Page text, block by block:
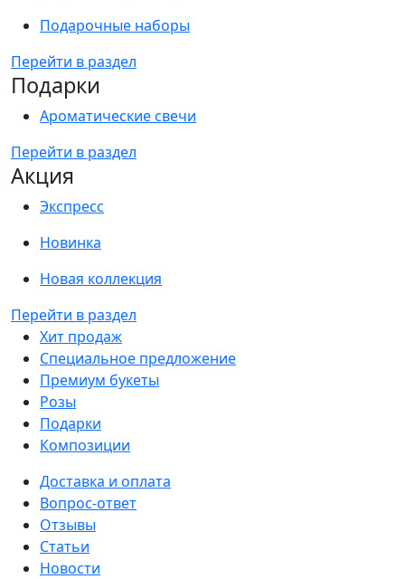
Подарочные наборы
Перейти в раздел
Подарки
Ароматические свечи
Перейти в раздел
Акция
Экспресс
Новинка
Новая коллекция
Перейти в раздел
Хит продаж
Специальное предложение
Премиум букеты
Розы
Подарки
Композиции
Доставка и оплата
Вопрос-ответ
Отзывы
Статьи
Новости